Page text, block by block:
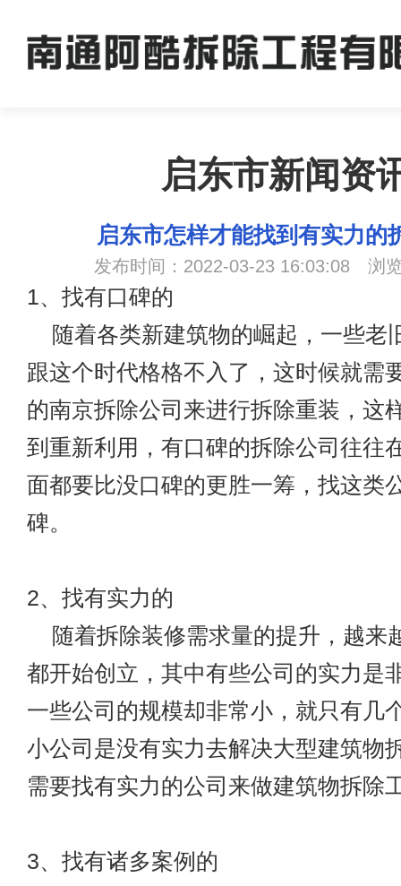
启东市新闻资
启东市怎样才能找到有实力的
发布时间：2022-03-23 16:03:08 浏
1、找有口碑的
随着各类新建筑物的崛起，一些老
跟这个时代格格不入了，这时候就需
的南京拆除公司 来进行拆除重装，这
到重新利用，有口碑的拆除公司往往
面都要比没口碑的更胜一筹，找这类
碑。
2、找有实力的
随着拆除装修需求量的提升，越来
都开始创立，其中有些公司的实力是
一些公司的规模却非常小，就只有几
小公司是没有实力去解决大型建筑物
需要找有实力的公司来做建筑物拆除
3、找有诸多案例的